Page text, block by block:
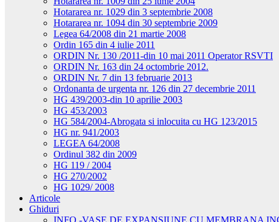
Hotararea nr. 1029 din 3 septembrie 2008
Hotararea nr. 1094 din 30 septembrie 2009
Legea 64/2008 din 21 martie 2008
Ordin 165 din 4 iulie 2011
ORDIN Nr. 130 /2011-din 10 mai 2011 Operator RSVTI
ORDIN Nr. 163 din 24 octombrie 2012.
ORDIN Nr. 7 din 13 februarie 2013
Ordonanta de urgenta nr. 126 din 27 decembrie 2011
HG 439/2003-din 10 aprilie 2003
HG 453/2003
HG 584/2004-Abrogata si inlocuita cu HG 123/2015
HG nr. 941/2003
LEGEA 64/2008
Ordinul 382 din 2009
HG 119 / 2004
HG 270/2002
HG 1029/ 2008
Articole
Ghiduri
INFO -VASE DE EXPANSIUNE CU MEMBRANA